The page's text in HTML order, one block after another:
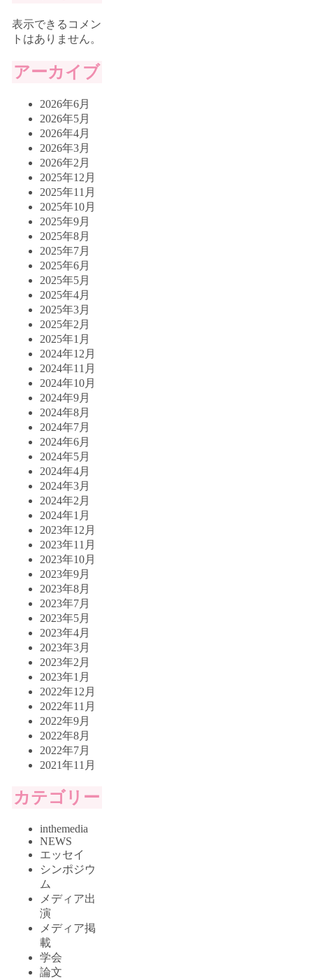
表示できるコメン
トはありません。
アーカイブ
2026年6月
2026年5月
2026年4月
2026年3月
2026年2月
2025年12月
2025年11月
2025年10月
2025年9月
2025年8月
2025年7月
2025年6月
2025年5月
2025年4月
2025年3月
2025年2月
2025年1月
2024年12月
2024年11月
2024年10月
2024年9月
2024年8月
2024年7月
2024年6月
2024年5月
2024年4月
2024年3月
2024年2月
2024年1月
2023年12月
2023年11月
2023年10月
2023年9月
2023年8月
2023年7月
2023年5月
2023年4月
2023年3月
2023年2月
2023年1月
2022年12月
2022年11月
2022年9月
2022年8月
2022年7月
2021年11月
カテゴリー
inthemedia
NEWS
エッセイ
シンポジウ
ム
メディア出
演
メディア掲
載
学会
論文